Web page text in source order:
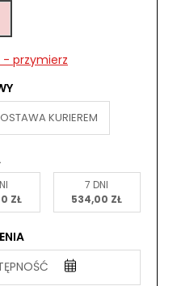
- przymierz
KURIEREM
ZŁ
7 DNI
534,00 ZŁ